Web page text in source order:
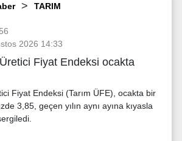
TARIM
2026 14:33
Fiyat Endeksi ocakta
Fiyat Endeksi (Tarım ÜFE), ocakta bir
3,85, geçen yılın aynı ayına kıyasla